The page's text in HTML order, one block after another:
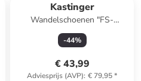
Kastinger
Wandelschoenen "FS-
Everyhiker Low XT KTX"
donkerblauw
-44%
€ 43,99
Adviesprijs (AVP): € 79,95*